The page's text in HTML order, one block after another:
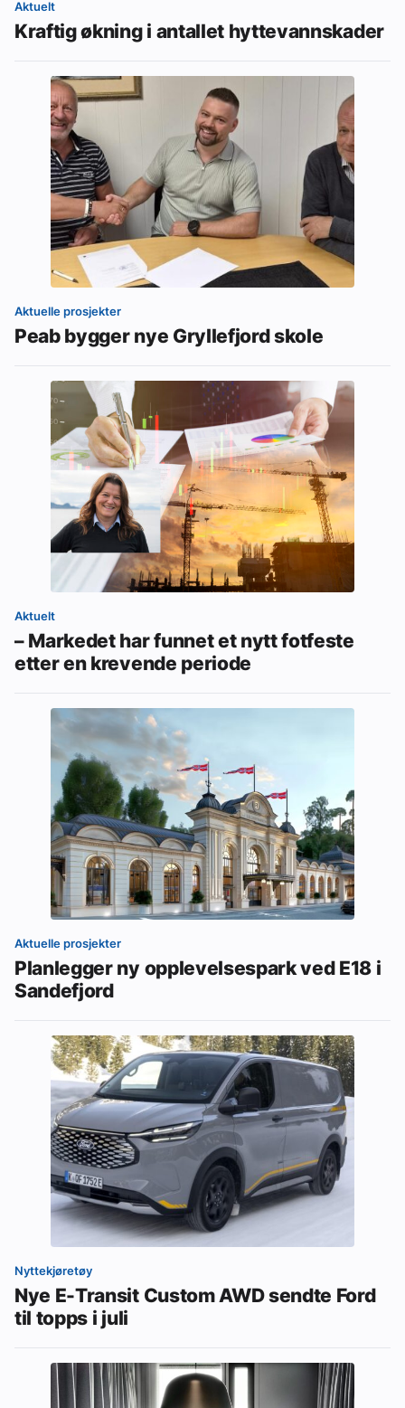
Aktuelt
Kraftig økning i antallet hyttevannskader
Aktuelle prosjekter
Peab bygger nye Gryllefjord skole
Aktuelt
– Markedet har funnet et nytt fotfeste
etter en krevende periode
Aktuelle prosjekter
Planlegger ny opplevelsespark ved E18 i
Sandefjord
Nyttekjøretøy
Nye E-Transit Custom AWD sendte Ford
til topps i juli